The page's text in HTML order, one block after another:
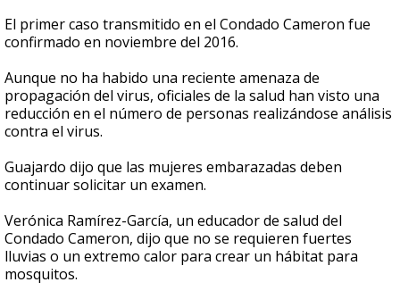
El primer caso transmitido en el Condado Cameron fue
confirmado en noviembre del 2016.
Aunque no ha habido una reciente amenaza de
propagación del virus, oficiales de la salud han visto una
reducción en el número de personas realizándose análisis
contra el virus.
Guajardo dijo que las mujeres embarazadas deben
continuar solicitar un examen.
Verónica Ramírez-García, un educador de salud del
Condado Cameron, dijo que no se requieren fuertes
lluvias o un extremo calor para crear un hábitat para
mosquitos.